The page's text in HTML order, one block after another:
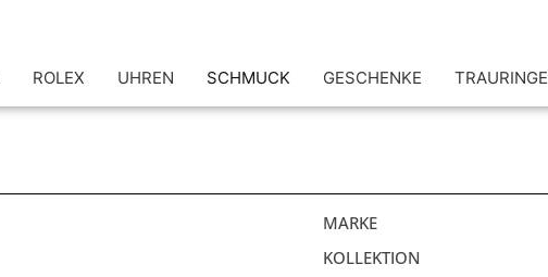
ROLEX UHREN SCHMUCK GESCHENKE TRAURINGE
MARKE
KOLLEKTION